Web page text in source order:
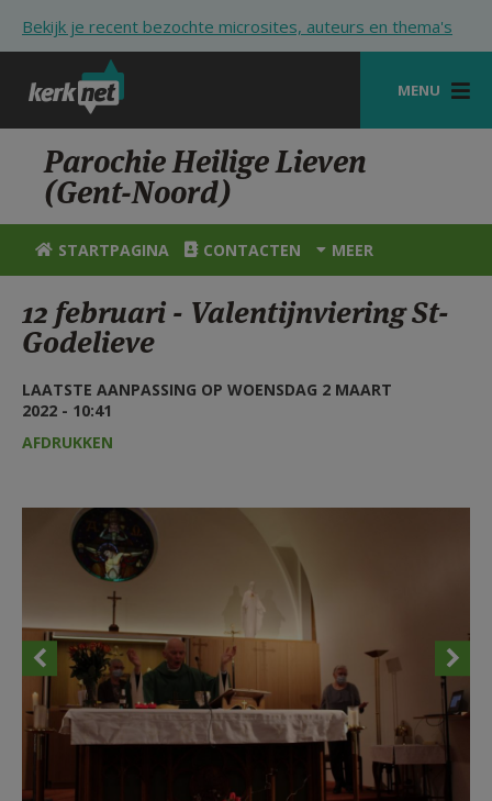
Bekijk je recent bezochte microsites, auteurs en thema's
MENU
STARTPAGINA
KERK
VIERINGEN
ZOEKEN
HULP
AANMELDEN OF REGISTREREN
Parochie Heilige Lieven
(Gent-Noord)
STARTPAGINA CONTACTEN MEER
12 februari - Valentijnviering St-
Godelieve
LAATSTE AANPASSING OP WOENSDAG 2 MAART
2022 - 10:41
AFDRUKKEN